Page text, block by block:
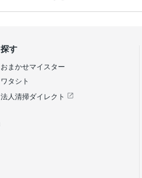
探す
おまかせマイスター
ワタシト
法人清掃ダイレクト